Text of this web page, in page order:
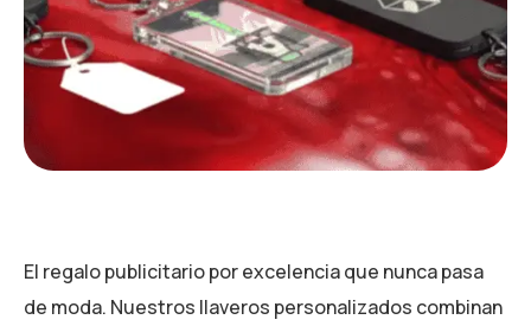
El regalo publicitario por excelencia que nunca pasa
de moda. Nuestros llaveros personalizados combinan